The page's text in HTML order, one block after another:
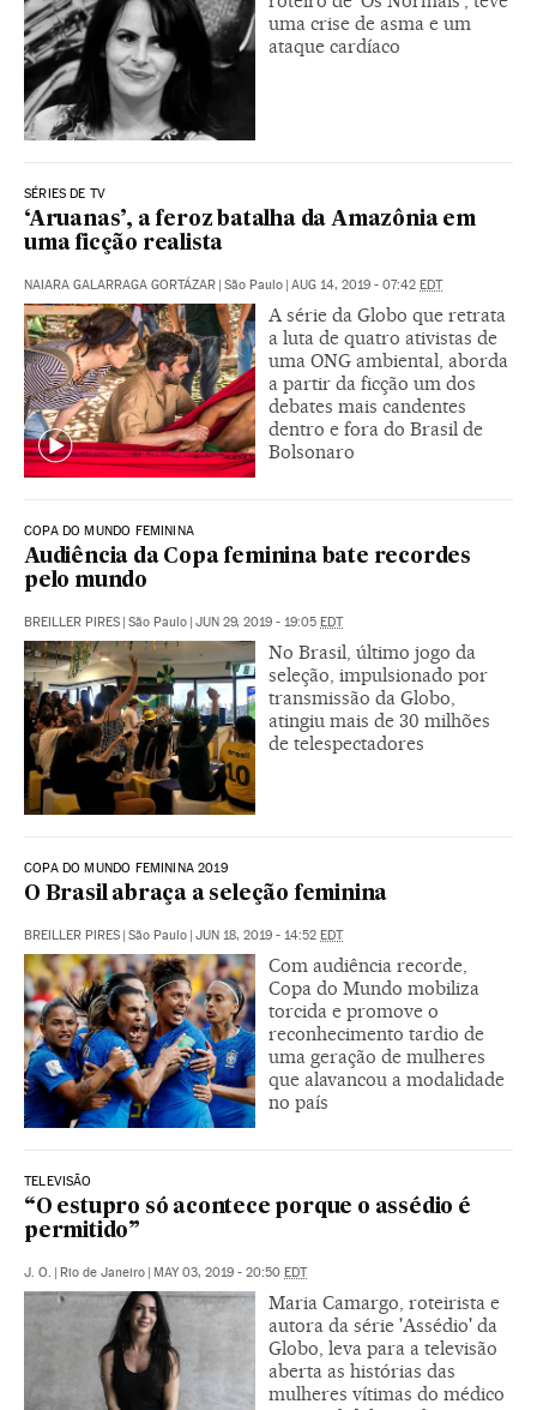
uma crise de asma e um
ataque cardíaco
SÉRIES DE TV
‘Aruanas’, a feroz batalha da Amazônia em
uma ficção realista
NAIARA GALARRAGA GORTÁZAR | São Paulo | AUG 14, 2019 - 07:42 EDT
A série da Globo que retrata
a luta de quatro ativistas de
uma ONG ambiental, aborda
a partir da ficção um dos
debates mais candentes
dentro e fora do Brasil de
Bolsonaro
COPA DO MUNDO FEMININA
Audiência da Copa feminina bate recordes
pelo mundo
BREILLER PIRES | São Paulo | JUN 29, 2019 - 19:05 EDT
No Brasil, último jogo da
seleção, impulsionado por
transmissão da Globo,
atingiu mais de 30 milhões
de telespectadores
COPA DO MUNDO FEMININA 2019
O Brasil abraça a seleção feminina
BREILLER PIRES | São Paulo | JUN 18, 2019 - 14:52 EDT
Com audiência recorde,
Copa do Mundo mobiliza
torcida e promove o
reconhecimento tardio de
uma geração de mulheres
que alavancou a modalidade
no país
TELEVISÃO
“O estupro só acontece porque o assédio é
permitido”
J. O. | Rio de Janeiro | MAY 03, 2019 - 20:50 EDT
Maria Camargo, roteirista e
autora da série 'Assédio' da
Globo, leva para a televisão
aberta as histórias das
mulheres vítimas do médico